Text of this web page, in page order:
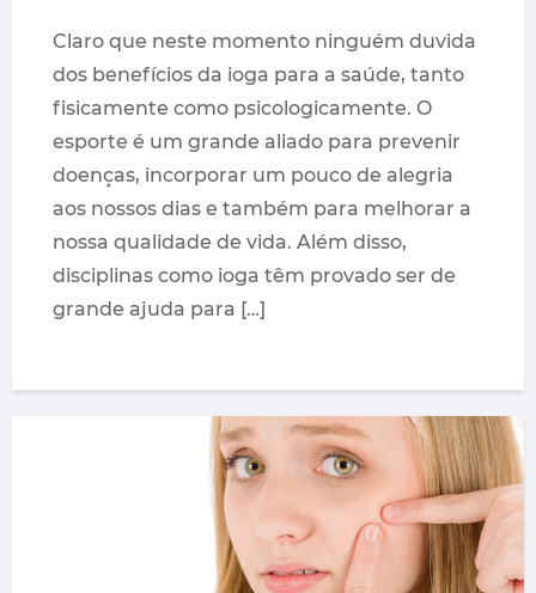
Claro que neste momento ninguém duvida
dos benefícios da ioga para a saúde, tanto
fisicamente como psicologicamente. O
esporte é um grande aliado para prevenir
doenças, incorporar um pouco de alegria
aos nossos dias e também para melhorar a
nossa qualidade de vida. Além disso,
disciplinas como ioga têm provado ser de
grande ajuda para […]